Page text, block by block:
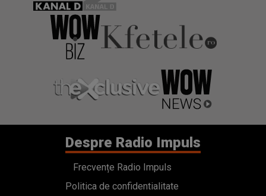
Despre Radio Impuls
Frecvențe Radio Impuls
Politica de confidentialitate